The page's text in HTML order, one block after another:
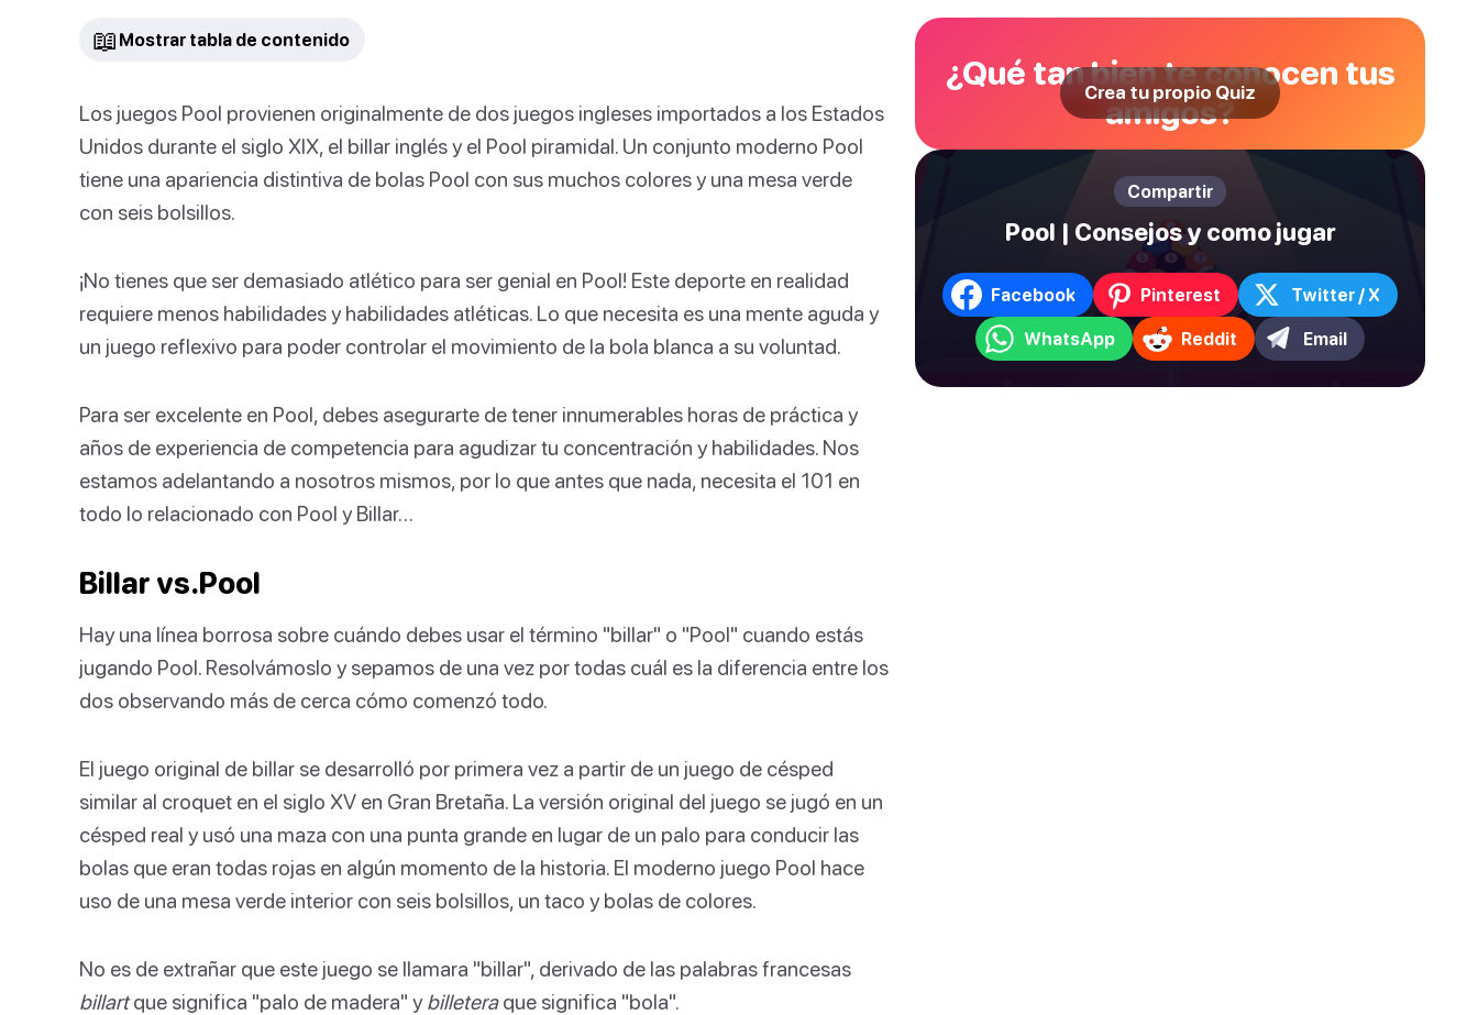
📖 Mostrar tabla de contenido
Los juegos Pool provienen originalmente de dos juegos ingleses importados a los Estados
Unidos durante el siglo XIX, el billar inglés y el Pool piramidal. Un conjunto moderno Pool
tiene una apariencia distintiva de bolas Pool con sus muchos colores y una mesa verde
con seis bolsillos.
¡No tienes que ser demasiado atlético para ser genial en Pool! Este deporte en realidad
requiere menos habilidades y habilidades atléticas. Lo que necesita es una mente aguda y
un juego reflexivo para poder controlar el movimiento de la bola blanca a su voluntad.
Para ser excelente en Pool, debes asegurarte de tener innumerables horas de práctica y
años de experiencia de competencia para agudizar tu concentración y habilidades. Nos
estamos adelantando a nosotros mismos, por lo que antes que nada, necesita el 101 en
todo lo relacionado con Pool y Billar…
Billar vs.Pool
Hay una línea borrosa sobre cuándo debes usar el término "billar" o "Pool" cuando estás
jugando Pool. Resolvámoslo y sepamos de una vez por todas cuál es la diferencia entre los
dos observando más de cerca cómo comenzó todo.
El juego original de billar se desarrolló por primera vez a partir de un juego de césped
similar al croquet en el siglo XV en Gran Bretaña. La versión original del juego se jugó en un
césped real y usó una maza con una punta grande en lugar de un palo para conducir las
bolas que eran todas rojas en algún momento de la historia. El moderno juego Pool hace
uso de una mesa verde interior con seis bolsillos, un taco y bolas de colores.
No es de extrañar que este juego se llamara "billar", derivado de las palabras francesas
billartque significa "palo de madera" y billeteraque significa "bola".
¿Qué tan bien te conocen tus
amigos?
Crea tu propio Quiz
Compartir
Pool | Consejos y como jugar
Facebook Pinterest Twitter / X
WhatsApp Reddit Email